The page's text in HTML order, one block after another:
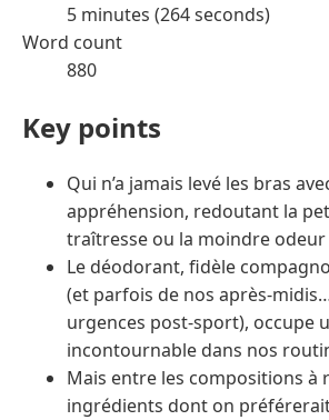
5 minutes (264 seconds)
Word count
880
Key points
Qui n’a jamais levé les bras
appréhension, redoutant la
traîtresse ou la moindre odeur
Le déodorant, fidèle
(et parfois de nos après-
urgences post-sport), occupe
incontournable dans nos
Mais entre les compositions à
ingrédients dont on